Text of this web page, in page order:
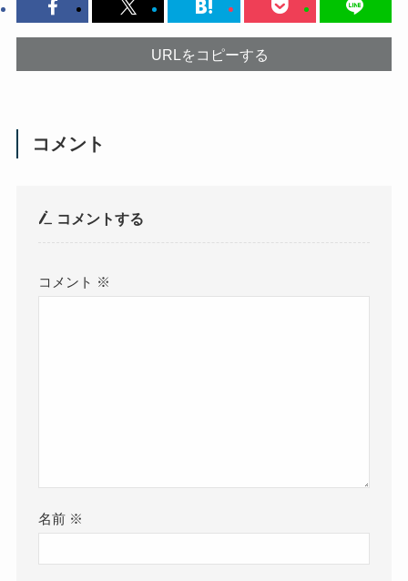
URLをコピーする
コメント
コメントする
コメント ※
名前 ※